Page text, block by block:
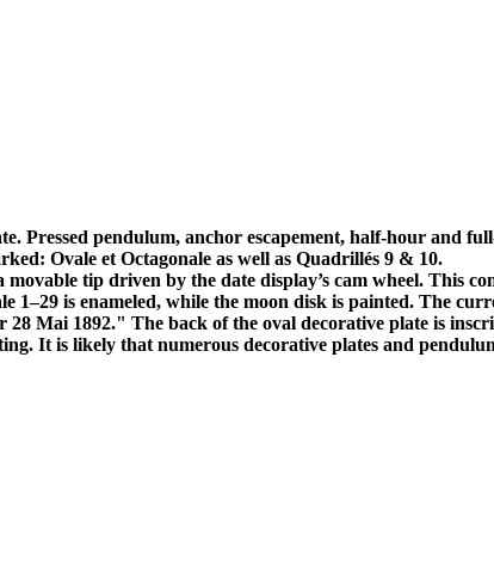
Pressed pendulum, anchor escapement, half-hour and
Ovale et Octagonale as well as Quadrillés 9 & 10.
tip driven by the date display’s cam wheel. This
1–29 is enameled, while the moon disk is painted. The
Mai 1892." The back of the oval decorative plate is
It is likely that numerous decorative plates and